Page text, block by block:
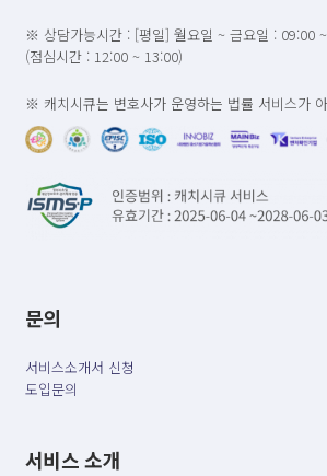
※ 상담가능시간 : [평일] 월요일 ~ 금요일 : 09:00
(점심시간 : 12:00 ~ 13:00)
※ 캐치시큐는 변호사가 운영하는 법률 서비스가
문의
서비스소개서 신청
도입문의
서비스 소개